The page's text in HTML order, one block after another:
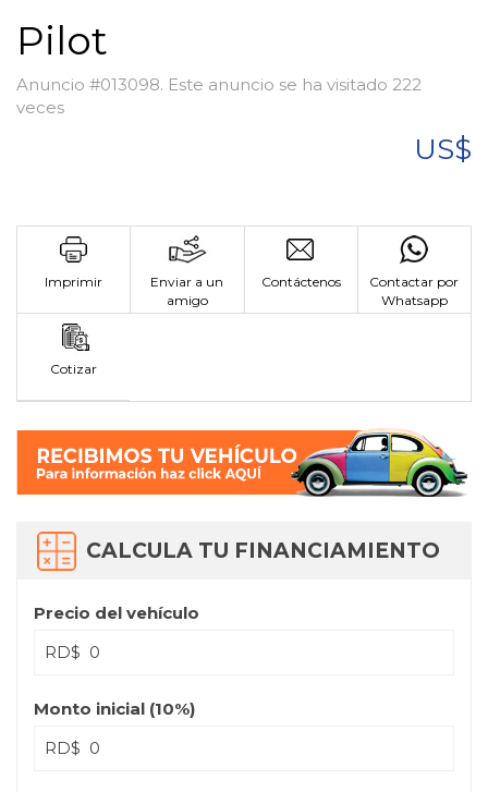
Pilot
Anuncio #013098. Este anuncio se ha visitado 222
veces
US$
Imprimir
Enviar a un
amigo
Contáctenos
Contactar por
Whatsapp
Cotizar
CALCULA TU FINANCIAMIENTO
Precio del vehículo
RD$
Monto inicial (10%)
RD$